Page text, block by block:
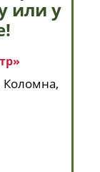
или у
Коломна,